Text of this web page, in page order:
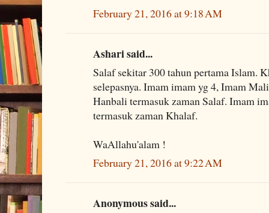
February 21, 2016 at 9:18 AM
Ashari said...
Salaf sekitar 300 tahun pertama Islam.
selepasnya. Imam imam yg 4, Imam
Hanbali termasuk zaman Salaf. Imam
termasuk zaman Khalaf.
WaAllahu'alam !
February 21, 2016 at 9:22 AM
Anonymous said...